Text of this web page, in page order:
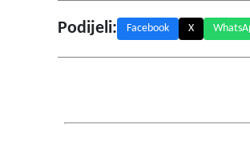
Podijeli: Facebook X